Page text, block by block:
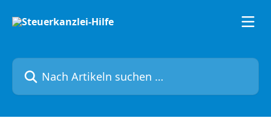
Nach Artikeln suchen …